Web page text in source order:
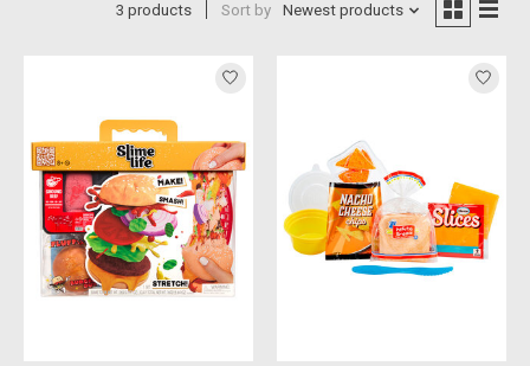
3 products Sort by Newest products